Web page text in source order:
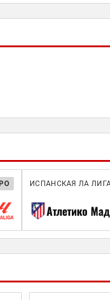
ИСПАНСКАЯ ЛА
Атлетико